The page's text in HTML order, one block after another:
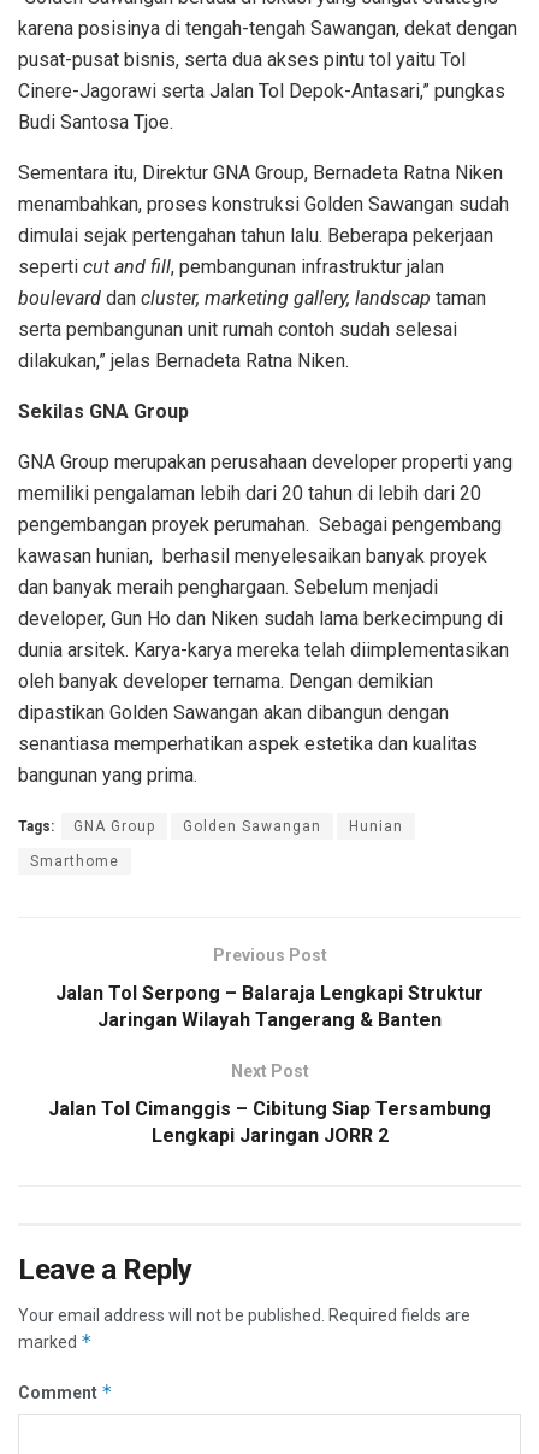
karena posisinya di tengah-tengah Sawangan, dekat dengan
pusat-pusat bisnis, serta dua akses pintu tol yaitu Tol
Cinere-Jagorawi serta Jalan Tol Depok-Antasari,” pungkas
Budi Santosa Tjoe.
Sementara itu, Direktur GNA Group, Bernadeta Ratna Niken
menambahkan, proses konstruksi Golden Sawangan sudah
dimulai sejak pertengahan tahun lalu. Beberapa pekerjaan
seperti cut and fill, pembangunan infrastruktur jalan
boulevard dan cluster, marketing gallery, landscap taman
serta pembangunan unit rumah contoh sudah selesai
dilakukan,” jelas Bernadeta Ratna Niken.
Sekilas GNA Group
GNA Group merupakan perusahaan developer properti yang
memiliki pengalaman lebih dari 20 tahun di lebih dari 20
pengembangan proyek perumahan. Sebagai pengembang
kawasan hunian, berhasil menyelesaikan banyak proyek
dan banyak meraih penghargaan. Sebelum menjadi
developer, Gun Ho dan Niken sudah lama berkecimpung di
dunia arsitek. Karya-karya mereka telah diimplementasikan
oleh banyak developer ternama. Dengan demikian
dipastikan Golden Sawangan akan dibangun dengan
senantiasa memperhatikan aspek estetika dan kualitas
bangunan yang prima.
Tags: GNA Group Golden Sawangan Hunian
Smarthome
Previous Post
Jalan Tol Serpong – Balaraja Lengkapi Struktur
Jaringan Wilayah Tangerang & Banten
Next Post
Jalan Tol Cimanggis – Cibitung Siap Tersambung
Lengkapi Jaringan JORR 2
Leave a Reply
Your email address will not be published.
Required fields are
marked *
Comment *